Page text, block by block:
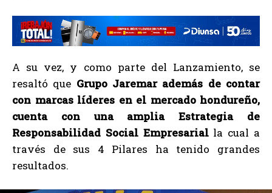
A su vez, y como parte del Lanzamiento, se
resaltó que Grupo Jaremar además de contar
con marcas líderes en el mercado hondureño,
cuenta con una amplia Estrategia de
Responsabilidad Social Empresarialla cual a
través de sus 4 Pilares ha tenido grandes
resultados.